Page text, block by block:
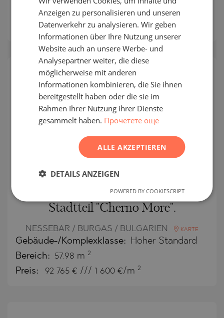
Bereich: 80.61 m
Preis: 124 952€ /// 1 550 €/m 2
EINZELANGEBOT
Ein-Zimmer-Apartment in einem
exklusiven Neubaukomplex im
Stadtteil "Cherno More".
NESSEBAR / BURGAS / BULGARIEN KARTE
Gebäude-/Komplexklasse: Hoher Standard
Bereich: 57.98 m 2
Preis: 92 765 € /// 1 600 €/m 2
ENGLISH
GERMAN
FRENCH
ROMANIAN
Anzeigen zu personalisieren und unseren
Datenverkehr zu analysieren. Wir geben
Informationen über Ihre Nutzung unserer
Website auch an unsere Werbe- und
Analysepartner weiter, die diese
möglicherweise mit anderen
Informationen kombinieren, die Sie ihnen
bereitgestellt haben oder die sie im
Rahmen Ihrer Nutzung ihrer Dienste
gesammelt haben. Прочетете още
ALLE AKZEPTIEREN
DETAILS ANZEIGEN
POWERED BY COOKIESCRIPT